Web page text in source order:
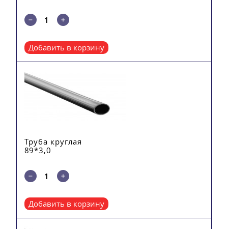
Добавить в корзину
Труба круглая
89*3,0
Добавить в корзину